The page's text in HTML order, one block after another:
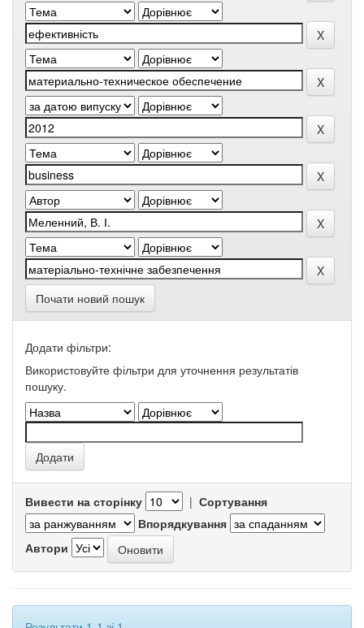
Почати новий пошук
Додати фільтри:
Використовуйте фільтри для уточнення результатів
пошуку.
Вивести на сторінку | Сортування
Впорядкування
Автори